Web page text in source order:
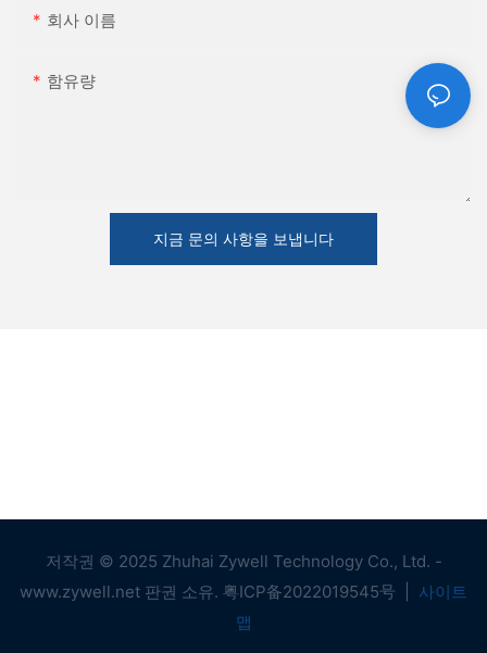
회사 이름
함유량
지금 문의 사항을 보냅니다
저작권 © 2025 Zhuhai Zywell Technology Co., Ltd. -
www.zywell.net 판권 소유. 粤ICP备2022019545号
사이트
맵